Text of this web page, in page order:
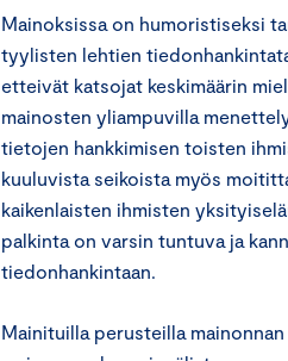
Mainoksissa on humoristiseksi
tyylisten lehtien
etteivät katsojat keskimäärin
mainosten yliampuvilla
tietojen hankkimisen toisten
kuuluvista seikoista myös
kaikenlaisten ihmisten
palkinta on varsin tuntuva ja
tiedonhankintaan.
Mainituilla perusteilla